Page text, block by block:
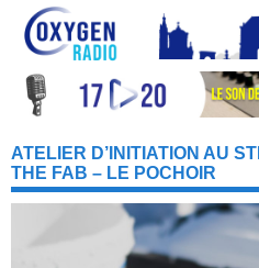
ATELIER D’INITIATION AU
THE FAB – LE POCHOIR